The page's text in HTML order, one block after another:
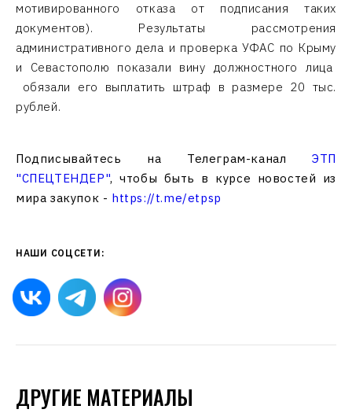
мотивированного отказа от подписания таких
документов). Результаты рассмотрения
административного дела и проверка УФАС по Крыму
и Севастополю показали вину должностного лица
обязали его выплатить штраф в размере 20 тыс.
рублей.
Подписывайтесь на Телеграм-каналЭТП
"СПЕЦТЕНДЕР", чтобы быть в курсе новостей из
мира закупок - https://t.me/etpsp
НАШИ СОЦСЕТИ:
ДРУГИЕ МАТЕРИАЛЫ